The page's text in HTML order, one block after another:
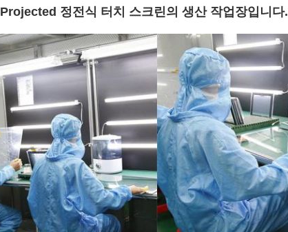
Projected 정전식 터치 스크린의 생산 작업장입니다.